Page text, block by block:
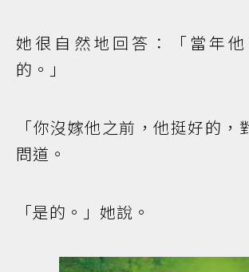
她很自然地回答：「當年
的。」
「你沒嫁他之前，他挺好的，
問道。
「是的。」她說。